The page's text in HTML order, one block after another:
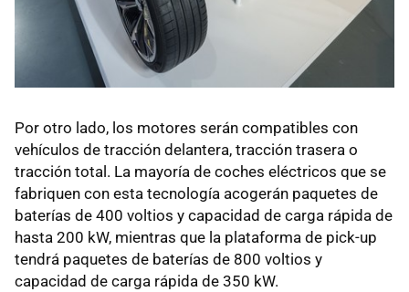
Por otro lado, los motores serán compatibles con
vehículos de tracción delantera, tracción trasera o
tracción total. La mayoría de coches eléctricos que se
fabriquen con esta tecnología acogerán paquetes de
baterías de 400 voltios y capacidad de carga rápida de
hasta 200 kW, mientras que la plataforma de pick-up
tendrá paquetes de baterías de 800 voltios y
capacidad de carga rápida de 350 kW.